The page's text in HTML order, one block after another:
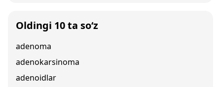
Oldingi 10 ta so‘z
adenoma
adenokarsinoma
adenoidlar